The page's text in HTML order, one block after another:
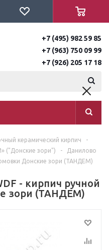
+7 (495) 982 59 85
+7 (963) 750 09 99
+7 (926) 205 17 18
керамический кирпич
-
("Донские зори")
-
Данилово
Донские зори (ТАНДЕМ)
- кирпич ручной
зори (ТАНДЕМ)